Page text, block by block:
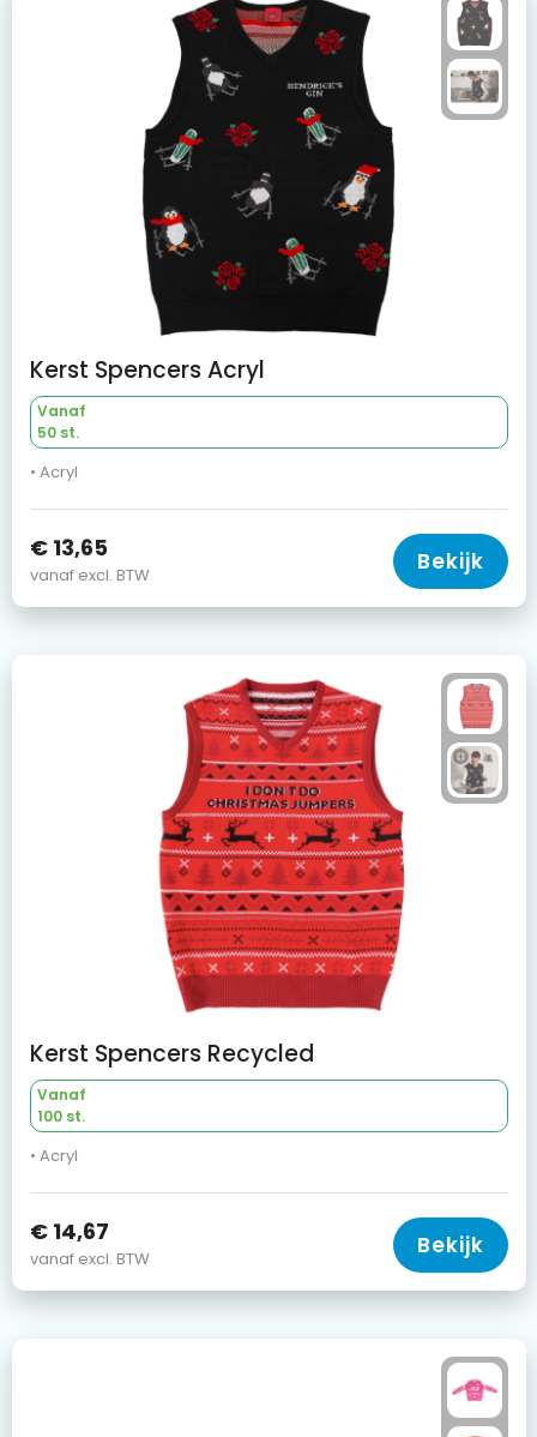
Kerst Spencers Acryl
Vanaf
50 st.
• Acryl
€ 13,65
vanaf excl. BTW Bekijk
Kerst Spencers Recycled
Vanaf
100 st.
• Acryl
€ 14,67
vanaf excl. BTW Bekijk